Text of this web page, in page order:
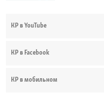
КР в YouTube
КР в Facebook
КР в мобильном